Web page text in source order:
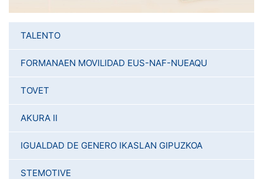
TALENTO
FORMANAEN MOVILIDAD EUS-NAF-NUEAQU
TOVET
AKURA II
IGUALDAD DE GENERO IKASLAN GIPUZKOA
STEMOTIVE